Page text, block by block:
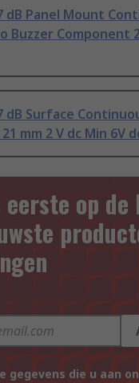
dB Panel Mount
Buzzer Component
dB Surface
mm 2 V dc Min 6V
eerste op
gegevens die u aan